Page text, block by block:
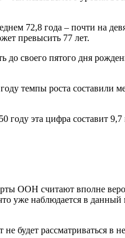
72,8 года – почти на
превысить 77 лет.
до своего пятого дня
темпы роста составили
году эта цифра составит
ООН считают вполне
уже наблюдается в
будет рассматриваться в